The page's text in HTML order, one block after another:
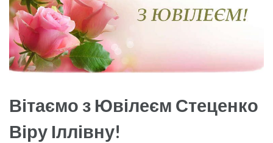
Вітаємо з Ювілеєм Стеценко
Віру Іллівну!